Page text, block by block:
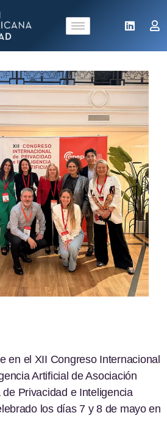
en el XII Congreso Internacional
Artificial de Asociación
Privacidad e Inteligencia
los días 7 y 8 de mayo en